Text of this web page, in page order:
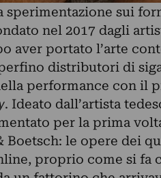
sperimentazione sui
nel 2017 dagli
aver portato l’arte
distributori di
performance con il
. Ideato dall’artista
per la prima
Boetsch: le opere dei
proprio come si fa